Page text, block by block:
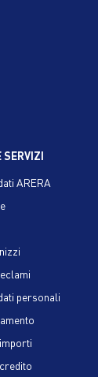
SERVIZI
ARERA
personali